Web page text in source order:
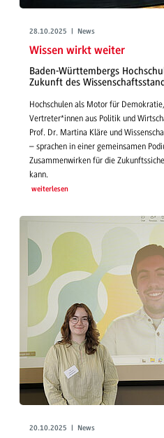
28.10.2025 | News
Wissen wirkt weiter
Baden-Württembergs
Zukunft des
Hochschulen als Motor für
Vertreter*innen aus Politik und
Prof. Dr. Martina Kläre und
– sprachen in einer gemeinsamen
Zusammenwirken für die
kann.
weiterlesen
20.10.2025 | News